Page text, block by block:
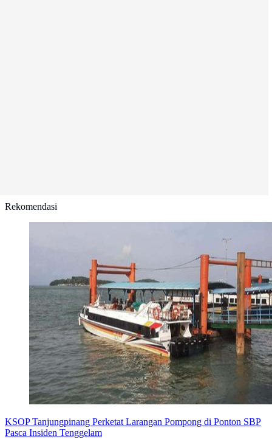
Rekomendasi
KSOP Tanjungpinang Perketat Larangan Pompong di Ponton SBP
Pasca Insiden Tenggelam